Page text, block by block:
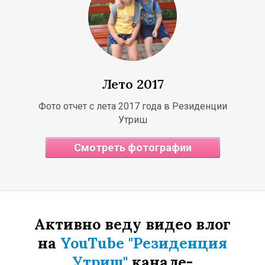
Лето 2017
Фото отчет с лета 2017 года в Резиденции
Утриш
Смотреть фотографии
Активно веду видео влог
на YouTube "Резиденция